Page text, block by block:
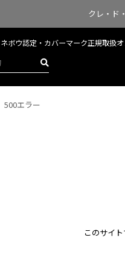
クレ・ド
ボウ認定・​​​​​​カバーマーク正規取扱
500エラー
このサイ